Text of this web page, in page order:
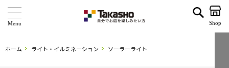
Shop
ホーム ライト・イルミネーション ソーラーライト